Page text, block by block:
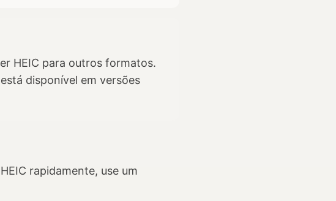
HEIC para outros formatos.
disponível em versões
rapidamente, use um